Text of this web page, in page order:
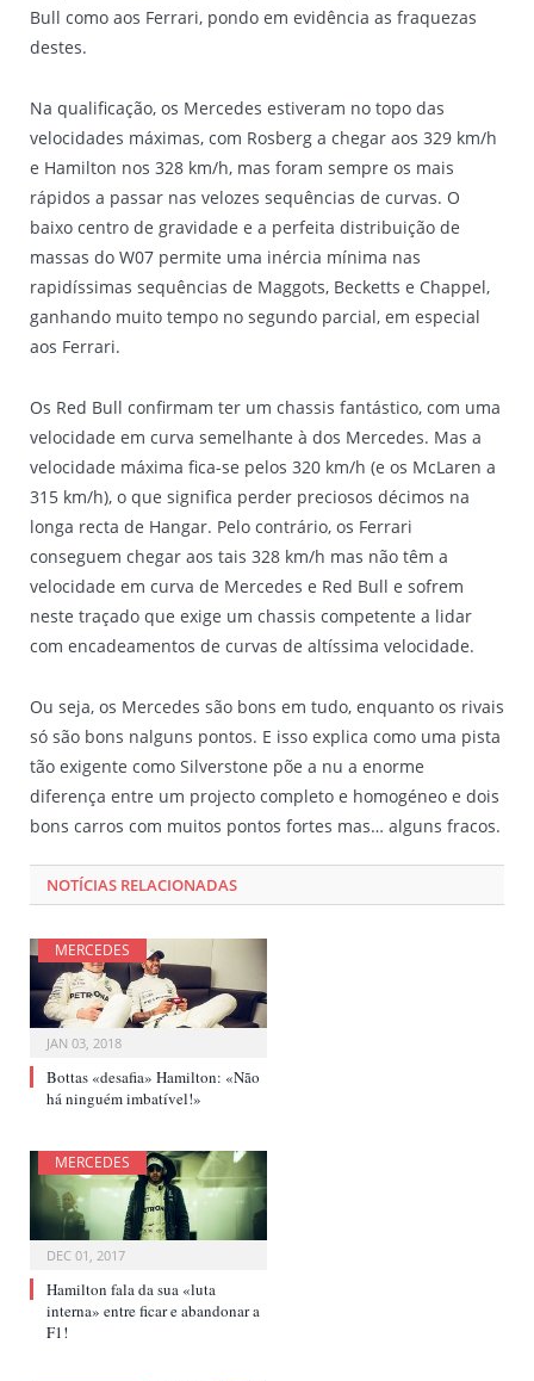
Bull como aos Ferrari, pondo em evidência as fraquezas
destes.
Na qualificação, os Mercedes estiveram no topo das
velocidades máximas, com Rosberg a chegar aos 329 km/h
e Hamilton nos 328 km/h, mas foram sempre os mais
rápidos a passar nas velozes sequências de curvas. O
baixo centro de gravidade e a perfeita distribuição de
massas do W07 permite uma inércia mínima nas
rapidíssimas sequências de Maggots, Becketts e Chappel,
ganhando muito tempo no segundo parcial, em especial
aos Ferrari.
Os Red Bull confirmam ter um chassis fantástico, com uma
velocidade em curva semelhante à dos Mercedes. Mas a
velocidade máxima fica-se pelos 320 km/h (e os McLaren a
315 km/h), o que significa perder preciosos décimos na
longa recta de Hangar. Pelo contrário, os Ferrari
conseguem chegar aos tais 328 km/h mas não têm a
velocidade em curva de Mercedes e Red Bull e sofrem
neste traçado que exige um chassis competente a lidar
com encadeamentos de curvas de altíssima velocidade.
Ou seja, os Mercedes são bons em tudo, enquanto os rivais
só são bons nalguns pontos. E isso explica como uma pista
tão exigente como Silverstone põe a nu a enorme
diferença entre um projecto completo e homogéneo e dois
bons carros com muitos pontos fortes mas… alguns fracos.
NOTÍCIAS RELACIONADAS
MERCEDES
JAN 03, 2018
Bottas «desafia» Hamilton: «Não
há ninguém imbatível!»
MERCEDES
DEC 01, 2017
Hamilton fala da sua «luta
interna» entre ficar e abandonar a
F1!